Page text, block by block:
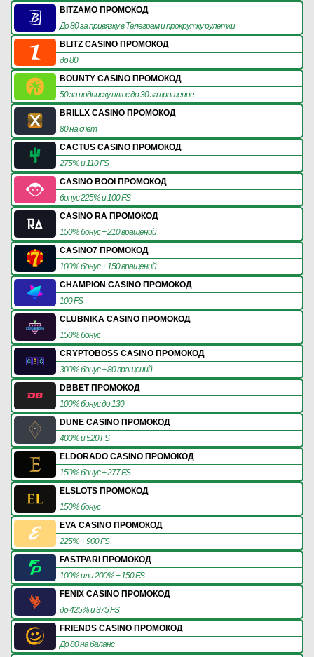
BITZAMO ПРОМОКОД
До 80 за привязку в Телеграм и прокрутку рулетки
BLITZ CASINO ПРОМОКОД
до 80
BOUNTY CASINO ПРОМОКОД
50 за подписку плюс до 30 за вращение
BRILLX CASINO ПРОМОКОД
80 на счет
CACTUS CASINO ПРОМОКОД
275% и 110 FS
CASINO BOOI ПРОМОКОД
бонус 225% и 100 FS
CASINO RA ПРОМОКОД
150% бонус + 210 вращений
CASINO7 ПРОМОКОД
100% бонус + 150 вращений
CHAMPION CASINO ПРОМОКОД
100 FS
CLUBNIKA CASINO ПРОМОКОД
150% бонус
CRYPTOBOSS CASINO ПРОМОКОД
300% бонус + 80 вращений
DBBET ПРОМОКОД
100% бонус до 130
DUNE CASINO ПРОМОКОД
400% и 520 FS
ELDORADO CASINO ПРОМОКОД
150% бонус + 277 FS
ELSLOTS ПРОМОКОД
150% бонус
EVA CASINO ПРОМОКОД
225% + 900 FS
FASTPARI ПРОМОКОД
100% или 200% + 150 FS
FENIX CASINO ПРОМОКОД
до 425% и 375 FS
FRIENDS CASINO ПРОМОКОД
До 80 на баланс